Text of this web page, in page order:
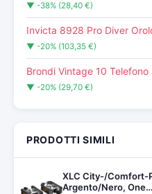
▼ -38% (28,40 €)
Invicta 8928 Pro Diver
▼ -20% (103,35 €)
Brondi Vintage 10 Telefono
▼ -20% (29,70 €)
PRODOTTI SIMILI
XLC City-/Comfort-
Argento/Nero, One…